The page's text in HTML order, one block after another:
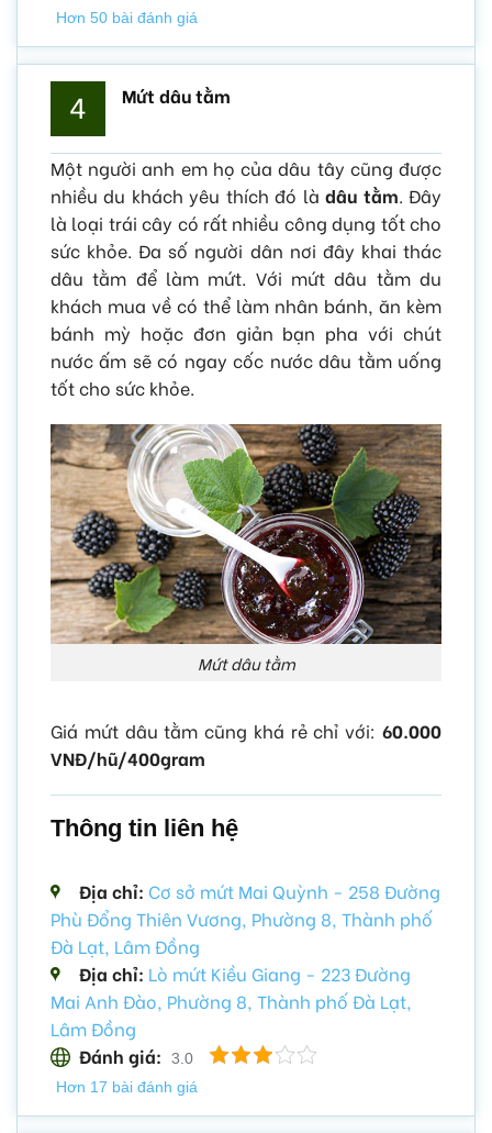
Hơn 50 bài đánh giá
4 Mứt dâu tằm
Một người anh em họ của dâu tây cũng được
nhiều du khách yêu thích đó làdâu tằm. Đây
là loại trái cây có rất nhiều công dụng tốt cho
sức khỏe. Đa số người dân nơi đây khai thác
dâu tằm để làm mứt. Với mứt dâu tằm du
khách mua về có thể làm nhân bánh, ăn kèm
bánh mỳ hoặc đơn giản bạn pha với chút
nước ấm sẽ có ngay cốc nước dâu tằm uống
tốt cho sức khỏe.
Mứt dâu tằm
Giá mứt dâu tằm cũng khá rẻ chỉ với: 60.000
VNĐ/hũ/400gram
Thông tin liên hệ
Địa chỉ: Cơ sở mứt Mai Quỳnh - 258 Đường
Phù Đổng Thiên Vương, Phường 8, Thành phố
Đà Lạt, Lâm Đồng
Địa chỉ: Lò mứt Kiều Giang - 223 Đường
Mai Anh Đào, Phường 8, Thành phố Đà Lạt,
Lâm Đồng
Đánh giá:
3.0
Hơn 17 bài đánh giá